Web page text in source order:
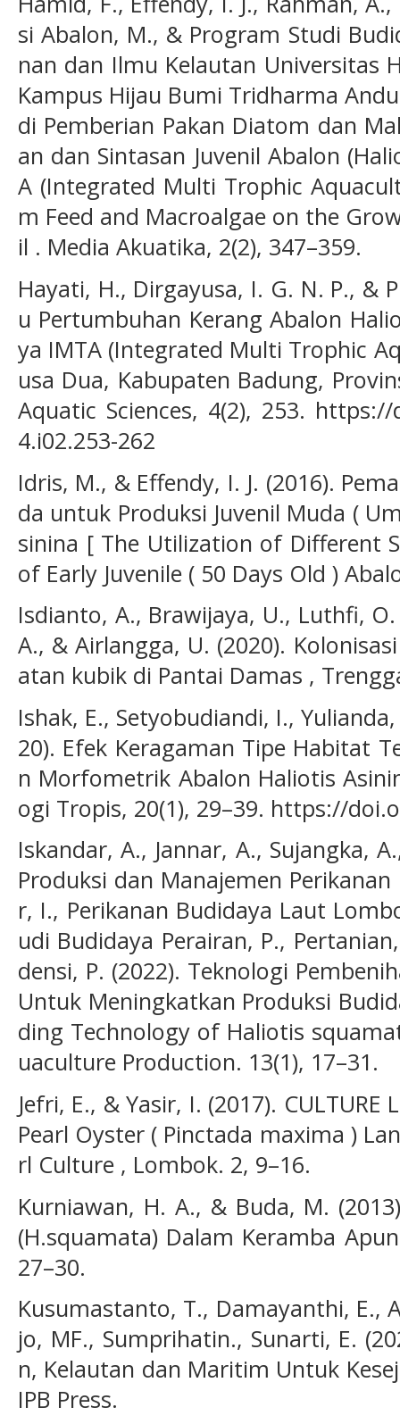
si Abalon, M., & Program Studi
nan dan Ilmu Kelautan Universitas
Kampus Hijau Bumi Tridharma
di Pemberian Pakan Diatom dan
an dan Sintasan Juvenil Abalon
A (Integrated Multi Trophic
m Feed and Macroalgae on the
il . Media Akuatika, 2(2), 347–359.
Hayati, H., Dirgayusa, I. G. N. P., &
u Pertumbuhan Kerang Abalon
ya IMTA (Integrated Multi Trophic
usa Dua, Kabupaten Badung,
Aquatic Sciences, 4(2), 253.
4.i02.253-262
Idris, M., & Effendy, I. J. (2016).
da untuk Produksi Juvenil Muda (
sinina [ The Utilization of Different
of Early Juvenile ( 50 Days Old )
Isdianto, A., Brawijaya, U., Luthfi,
A., & Airlangga, U. (2020).
atan kubik di Pantai Damas ,
Ishak, E., Setyobudiandi, I.,
20). Efek Keragaman Tipe Habitat
n Morfometrik Abalon Haliotis
ogi Tropis, 20(1), 29–39. https://
Iskandar, A., Jannar, A., Sujangka,
Produksi dan Manajemen
r, I., Perikanan Budidaya Laut
udi Budidaya Perairan, P.,
densi, P. (2022). Teknologi
Untuk Meningkatkan Produksi
ding Technology of Haliotis
uaculture Production. 13(1), 17–31.
Jefri, E., & Yasir, I. (2017).
Pearl Oyster ( Pinctada maxima )
rl Culture , Lombok. 2, 9–16.
Kurniawan, H. A., & Buda, M.
(H.squamata) Dalam Keramba
27–30.
Kusumastanto, T., Damayanthi, E.,
jo, MF., Sumprihatin., Sunarti, E.
n, Kelautan dan Maritim Untuk
IPB Press.